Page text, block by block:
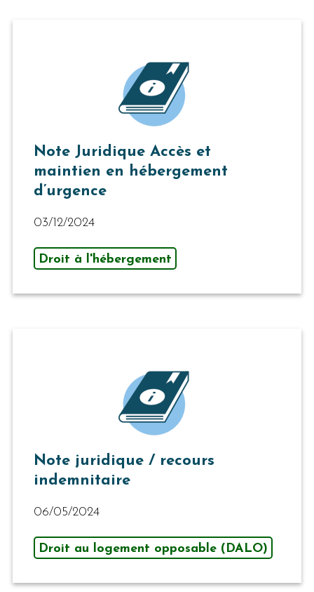
Note Juridique Accès et
maintien en hébergement
d’urgence
03/12/2024
Droit à l'hébergement
Note juridique / recours
indemnitaire
06/05/2024
Droit au logement opposable (DALO)